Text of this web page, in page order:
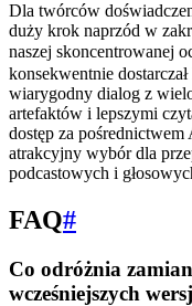
Dla twórców
duży krok naprzód w
naszej skoncentrowanej
konsekwentnie
wiarygodny dialog z
artefaktów i lepszymi
dostęp za
atrakcyjny wybór dla
podcastowych i
FAQ#
Co odróżnia
wcześniejszych